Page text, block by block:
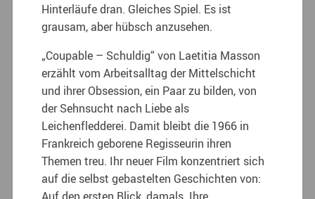
Hinterläufe dran. Gleiches Spiel. Es ist
grausam, aber hübsch anzusehen.
„Coupable – Schuldig“ von Laetitia Masson
erzählt vom Arbeitsalltag der Mittelschicht
und ihrer Obsession, ein Paar zu bilden, von
der Sehnsucht nach Liebe als
Leichenfledderei. Damit bleibt die 1966 in
Frankreich geborene Regisseurin ihren
Themen treu. Ihr neuer Film konzentriert sich
auf die selbst gebastelten Geschichten von: